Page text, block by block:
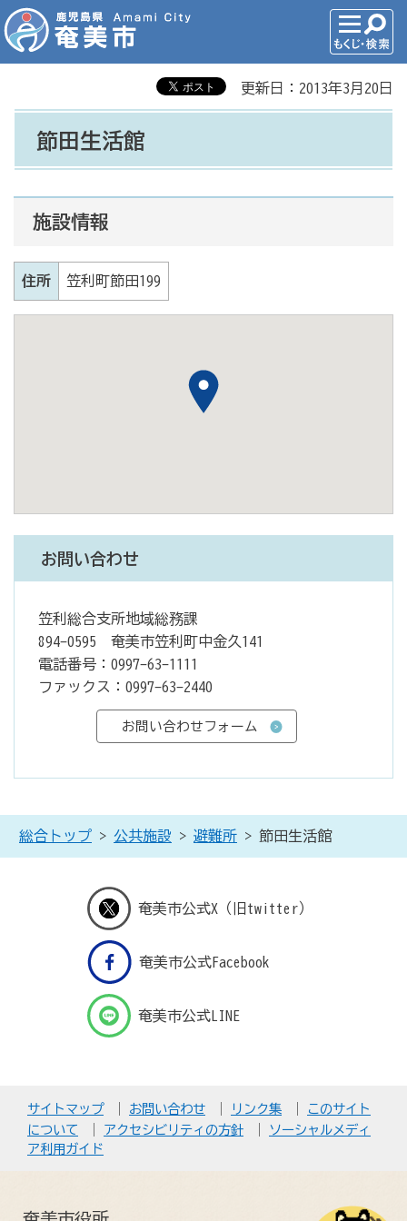
更新日：2013年3月20日
節田生活館
施設情報
住所 笠利町節田199
お問い合わせ
笠利総合支所地域総務課
894-0595 奄美市笠利町中金久141
電話番号：0997-63-1111
ファックス：0997-63-2440
総合トップ > 公共施設 > 避難所 > 節田生活館
奄美市公式X（旧twitter）
奄美市公式Facebook
奄美市公式LINE
サイトマップ お問い合わせ リンク集
このサイト
について
アクセシビリティの方針
ソーシャルメディ
ア利用ガイド